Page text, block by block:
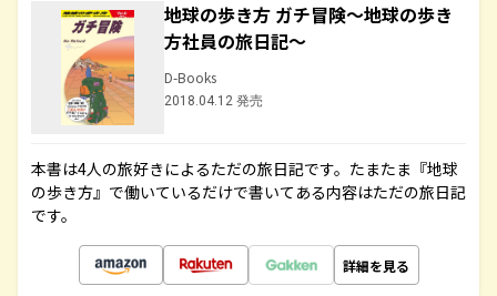
地球の歩き方 ガチ冒険～地球の歩き
方社員の旅日記～
D-Books
2018.04.12 発売
本書は4人の旅好きによるただの旅日記です。たまたま『地球
の歩き方』で働いているだけで書いてある内容はただの旅日記
です。
詳細を見る